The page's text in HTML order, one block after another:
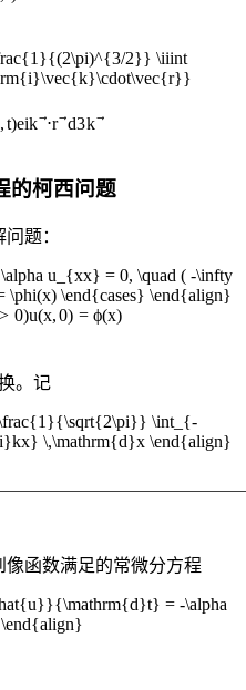
2}} \iiint
, t)eik ⋅r d3k
的柯西问题
题：
u_{xx} = 0, \quad ( -\infty
\phi(x) \end{cases} \end{align}
> 0)u(x,0) = ϕ(x)
。记
\int_{-
\,\mathrm{d}x \end{align}
函数满足的常微分方程
= -\alpha